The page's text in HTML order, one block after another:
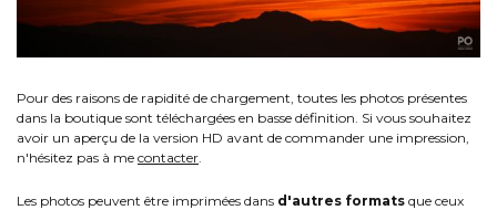
Pour des raisons de rapidité de chargement, toutes les photos présentes
dans la boutique sont téléchargées en basse définition. Si vous souhaitez
avoir un aperçu de la version HD avant de commander une impression,
n'hésitez pas à me contacter
Les photos peuvent être imprimées dans d'autres formats que ceux